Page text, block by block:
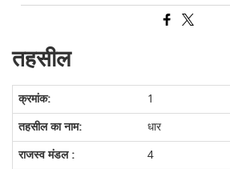
तहसील
1
धार
4